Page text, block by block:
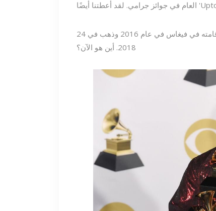
بدأ المغني إقامته في فيغاس في عام 2016 وذهب في 24k Magic World Tour التي انتهت في ديسمبر
2018. أين هو الآن؟